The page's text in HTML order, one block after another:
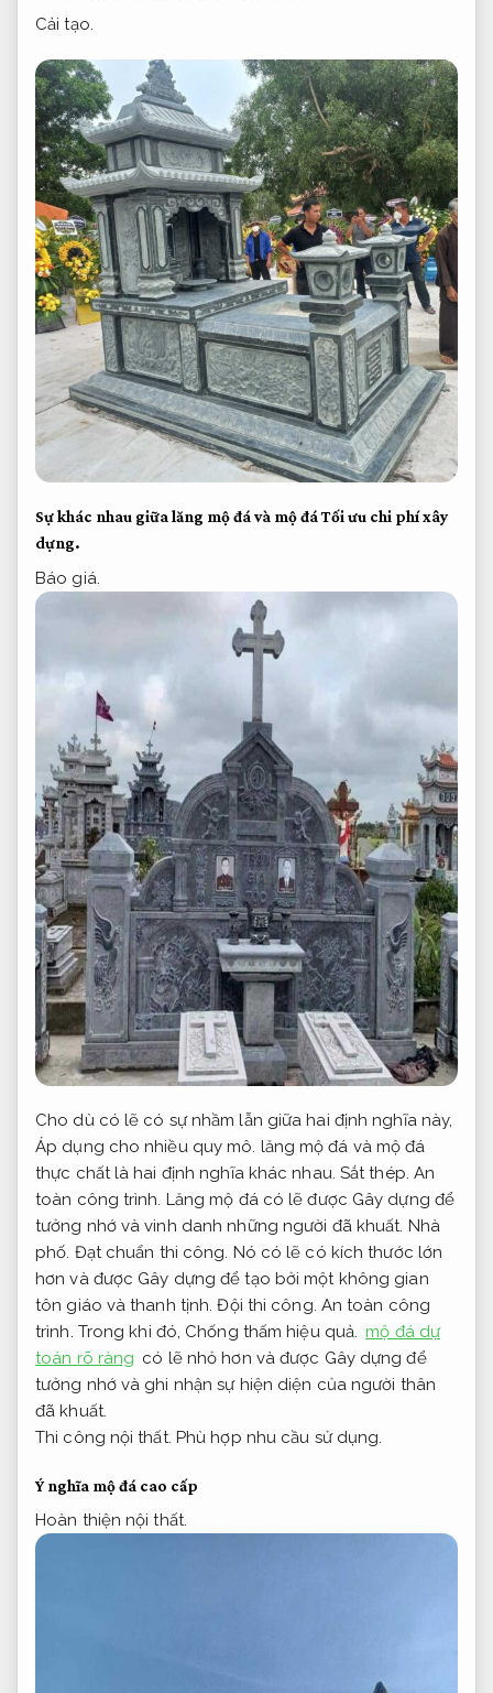
Cải tạo.
Sự khác nhau giữa lăng mộ đá và mộ đáTối ưu chi phí xây
dựng.
Báo giá.
Cho dù có lẽ có sự nhầm lẫn giữa hai định nghĩa này,
Áp dụng cho nhiều quy mô. lăng mộ đá và mộ đá
thực chất là hai định nghĩa khác nhau. Sắt thép. An
toàn công trình. Lăng mộ đá có lẽ được Gây dựng để
tưởng nhớ và vinh danh những người đã khuất. Nhà
phố. Đạt chuẩn thi công. Nó có lẽ có kích thước lớn
hơn và được Gây dựng để tạo bởi một không gian
tôn giáo và thanh tịnh.Đội thi công. An toàn công
trình. Trong khi đó, Chống thấm hiệu quả. mộ đá dự
toán rõ ràng có lẽ nhỏ hơn và được Gây dựng để
tưởng nhớ và ghi nhận sự hiện diện của người thân
đã khuất.
Thi công nội thất. Phù hợp nhu cầu sử dụng.
Ý nghĩa mộ đá cao cấp
Hoàn thiện nội thất.